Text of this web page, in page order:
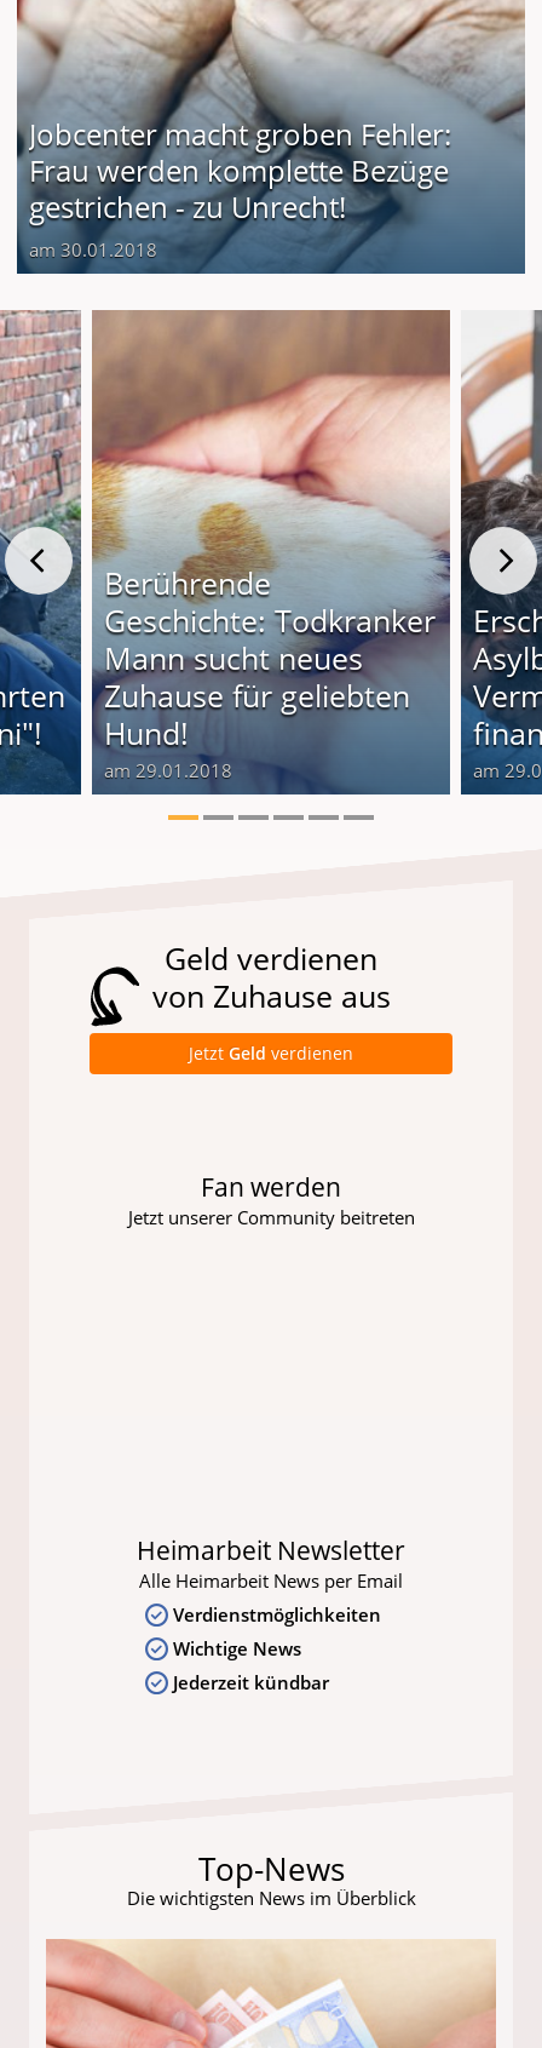
Jobcenter macht groben Fehler:
Frau werden komplette Bezüge
gestrichen - zu Unrecht!
am 30.01.2018
Berührende
Geschichte: Todkranker
Mann sucht neues
Zuhause für geliebten
Hund!
am 29.01.2018 am
Geld verdienen
von Zuhause aus
Jetzt Geld verdienen
Fan werden
Jetzt unserer Community beitreten
Heimarbeit Newsletter
Alle Heimarbeit News per Email
Verdienstmöglichkeiten
Wichtige News
Jederzeit kündbar
Top-News
Die wichtigsten News im Überblick